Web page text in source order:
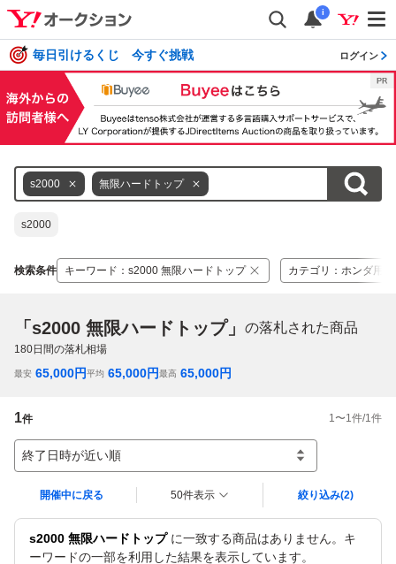
i
毎日引けるくじ 今すぐ挑戦 ログイン
s2000 無限ハードトップ
s2000
検索条件 キーワード ： s2000 無限ハードトップ カテゴリ ： ホンダ用
「s2000 無限ハードトップ」 の落札された商品
180日間の落札相場
最安 65,000円平均 65,000円最高 65,000円
1件 1 〜1 件/1 件
終了日時が近い順
開催中に戻る 50件表示 絞り込み(2)
s2000 無限ハードトップに一致する商品はありません。キ
ーワードの一部を利用した結果を表示しています。